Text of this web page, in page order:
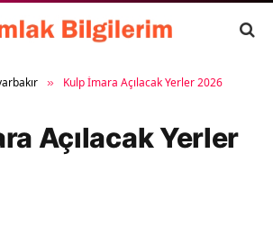
» Kulp İmara Açılacak Yerler 2026
Açılacak Yerler